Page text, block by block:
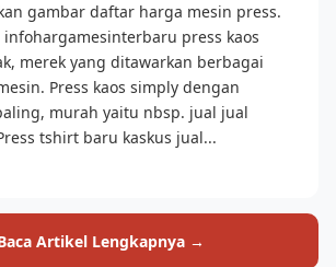
gambar daftar harga mesin press.
infohargamesinterbaru press kaos
merek yang ditawarkan berbagai
Press kaos simply dengan
murah yaitu nbsp. jual jual
tshirt baru kaskus jual...
Artikel Lengkapnya →